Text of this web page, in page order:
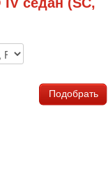
Подобрать